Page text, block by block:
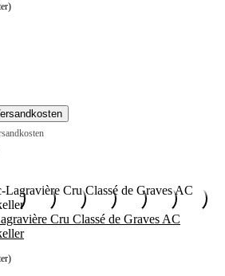
Cru Classé de Graves AC